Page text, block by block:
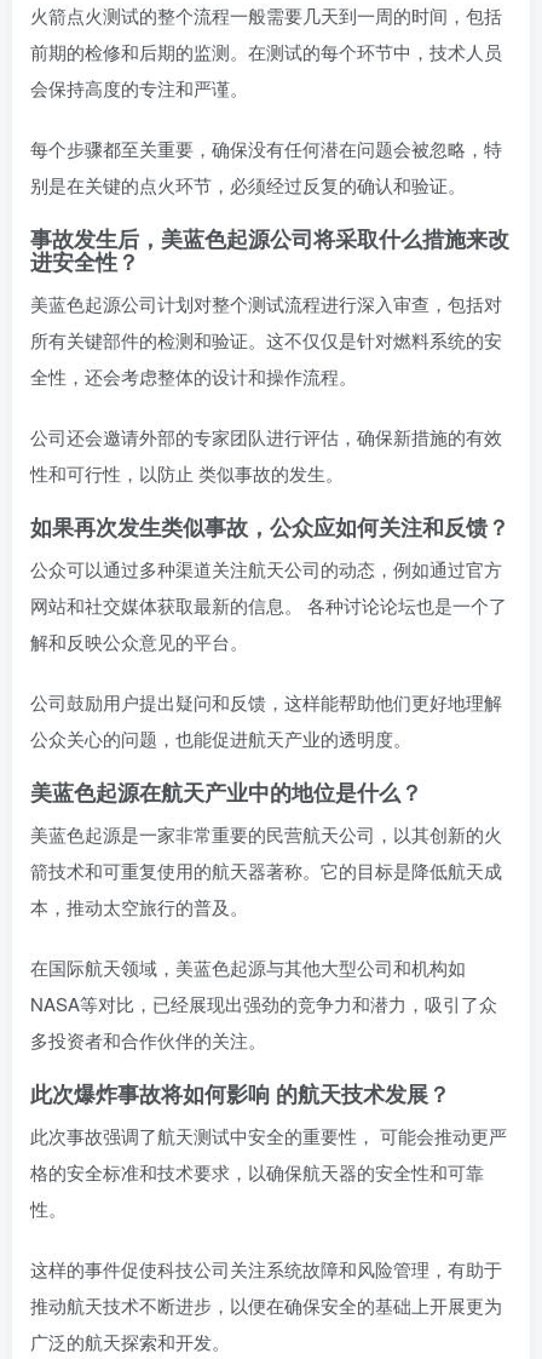
火箭点火测试的整个流程一般需要几天到一周的时间，包括
前期的检修和后期的监测。在测试的每个环节中，技术人员
会保持高度的专注和严谨。
每个步骤都至关重要，确保没有任何潜在问题会被忽略，特
别是在关键的点火环节，必须经过反复的确认和验证。
事故发生后，美蓝色起源公司将采取什么措施来改
进安全性？
美蓝色起源公司计划对整个测试流程进行深入审查，包括对
所有关键部件的检测和验证。这不仅仅是针对燃料系统的安
全性，还会考虑整体的设计和操作流程。
公司还会邀请外部的专家团队进行评估，确保新措施的有效
性和可行性，以防止 类似事故的发生。
如果再次发生类似事故，公众应如何关注和反馈？
公众可以通过多种渠道关注航天公司的动态，例如通过官方
网站和社交媒体获取最新的信息。 各种讨论论坛也是一个了
解和反映公众意见的平台。
公司鼓励用户提出疑问和反馈，这样能帮助他们更好地理解
公众关心的问题，也能促进航天产业的透明度。
美蓝色起源在航天产业中的地位是什么？
美蓝色起源是一家非常重要的民营航天公司，以其创新的火
箭技术和可重复使用的航天器著称。它的目标是降低航天成
本，推动太空旅行的普及。
在国际航天领域，美蓝色起源与其他大型公司和机构如
NASA等对比，已经展现出强劲的竞争力和潜力，吸引了众
多投资者和合作伙伴的关注。
此次爆炸事故将如何影响 的航天技术发展？
此次事故强调了航天测试中安全的重要性， 可能会推动更严
格的安全标准和技术要求，以确保航天器的安全性和可靠
性。
这样的事件促使科技公司关注系统故障和风险管理，有助于
推动航天技术不断进步，以便在确保安全的基础上开展更为
广泛的航天探索和开发。